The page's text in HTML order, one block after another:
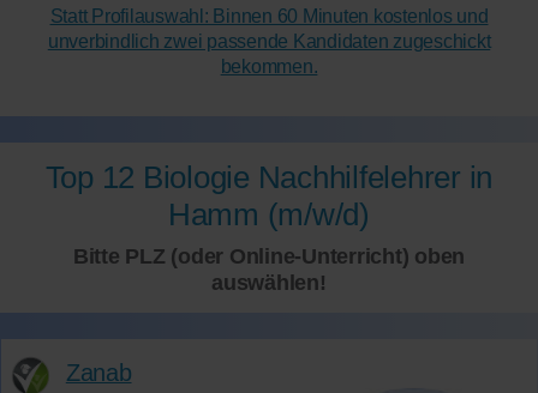
Statt Profilauswahl: Binnen 60 Minuten kostenlos und
unverbindlich zwei passende Kandidaten zugeschickt
bekommen.
Top 12 Biologie Nachhilfelehrer in
Hamm (m/w/d)
Bitte PLZ (oder Online-Unterricht) oben
auswählen!
Zanab